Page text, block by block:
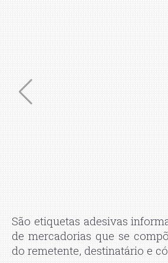
São etiquetas adesivas
de mercadorias que se
do remetente, destinatário e